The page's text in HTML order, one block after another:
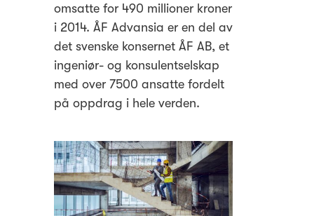
omsatte for 490 millioner kroner
i 2014. ÅF Advansia er en del av
det svenske konsernet ÅF AB, et
ingeniør- og konsulentselskap
med over 7500 ansatte fordelt
på oppdrag i hele verden.